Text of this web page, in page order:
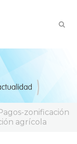
zonificación
agrícola